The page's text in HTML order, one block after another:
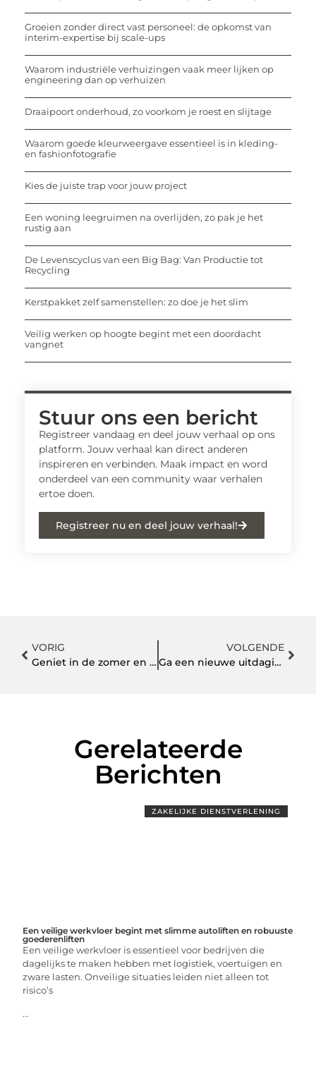
Groeien zonder direct vast personeel: de opkomst van
interim-expertise bij scale-ups
Waarom industriële verhuizingen vaak meer lijken op
engineering dan op verhuizen
Draaipoort onderhoud, zo voorkom je roest en slijtage
Waarom goede kleurweergave essentieel is in kleding-
en fashionfotografie
Kies de juiste trap voor jouw project
Een woning leegruimen na overlijden, zo pak je het
rustig aan
De Levenscyclus van een Big Bag: Van Productie tot
Recycling
Kerstpakket zelf samenstellen: zo doe je het slim
Veilig werken op hoogte begint met een doordacht
vangnet
Stuur ons een bericht
Registreer vandaag en deel jouw verhaal op ons
platform. Jouw verhaal kan direct anderen
inspireren en verbinden. Maak impact en word
onderdeel van een community waar verhalen
ertoe doen.
Registreer nu en deel jouw verhaal!
VORIG
Geniet in de zomer en winter van uw tuin door een verandazeil te kopen
VOLGENDE
Ga een nieuwe uitdaging aan: ontdek de unieke franchise formules
Gerelateerde
Berichten
ZAKELIJKE DIENSTVERLENING
Een veilige werkvloer begint met slimme autoliften en robuuste
goederenliften
Een veilige werkvloer is essentieel voor bedrijven die
dagelijks te maken hebben met logistiek, voertuigen en
zware lasten. Onveilige situaties leiden niet alleen tot
risico’s
...